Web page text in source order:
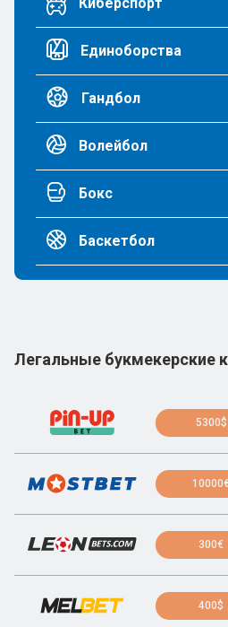
Единоборства
Гандбол
Волейбол
Бокс
Баскетбол
Легальные букмекерские
5300$
300€
400$